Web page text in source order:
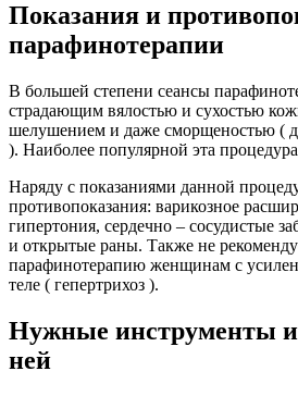
Показания и
парафинотерапии
В большей степени сеансы
страдающим вялостью и сухостью
шелушением и даже сморщеностью (
). Наиболее популярной эта
Наряду с показаниями данной
противопоказания: варикозное
гипертония, сердечно – сосудистые
и открытые раны. Также не
парафинотерапию женщинам с
теле ( гепертрихоз ).
Нужные инструменты
ней